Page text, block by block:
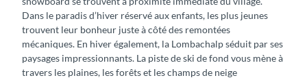
Dans le paradis d’hiver réservé aux enfants, les plus jeunes
trouvent leur bonheur juste à côté des remontées
mécaniques. En hiver également, la Lombachalp séduit par ses
paysages impressionnants. La piste de ski de fond vous mène à
travers les plaines, les forêts et les champs de neige